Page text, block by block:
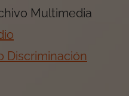
Multimedia
Discriminación